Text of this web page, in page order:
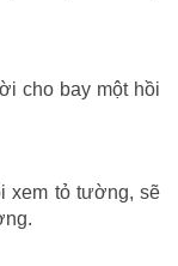
cho bay một hồi
xem tỏ tường, sẽ